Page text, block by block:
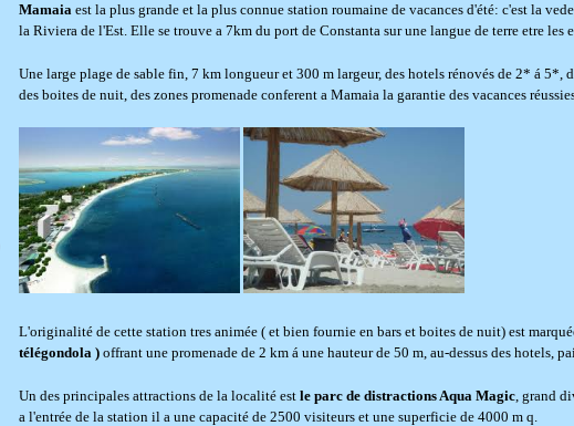
Mamaia est la plus grande et la plus connue station roumaine de vacances d'été: c'est la
la Riviera de l'Est. Elle se trouve a 7km du port de Constanta sur une langue de terre etre les
Une large plage de sable fin, 7 km longueur et 300 m largeur, des hotels rénovés de 2* á 5*,
des boites de nuit, des zones promenade conferent a Mamaia la garantie des vacances
L'originalité de cette station tres animée ( et bien fournie en bars et boites de nuit) est
télégondola ) offrant une promenade de 2 km á une hauteur de 50 m, au-dessus des hotels,
Un des principales attractions de la localité est le parc de distractions Aqua Magic, grand
a l'entrée de la station il a une capacité de 2500 visiteurs et une superficie de 4000 m q.